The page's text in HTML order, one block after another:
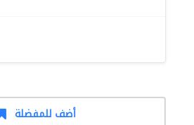
أضف للمفضلة